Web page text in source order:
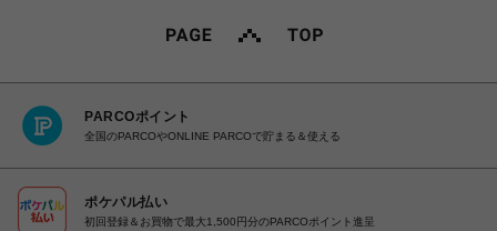
PARCOポイント
全国のPARCOやONLINE PARCOで貯まる＆使える
ポケパル払い
初回登録＆お買物で最大1,500円分のPARCOポイント進呈